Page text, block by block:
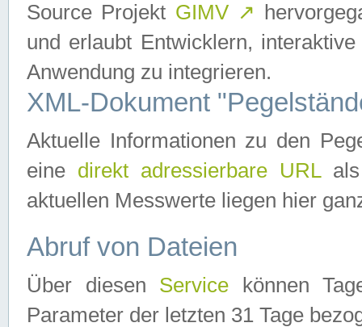
Source Projekt GIMV ↗
und erlaubt Entwicklern,
Anwendung zu integrieren.
XML-Dokument
Aktuelle Informationen zu den
eine direkt adressierbare URLals
aktuellen Messwerte liegen hier
Abruf von Dateien
Über diesen Service können
Parameter der letzten 31 Tage